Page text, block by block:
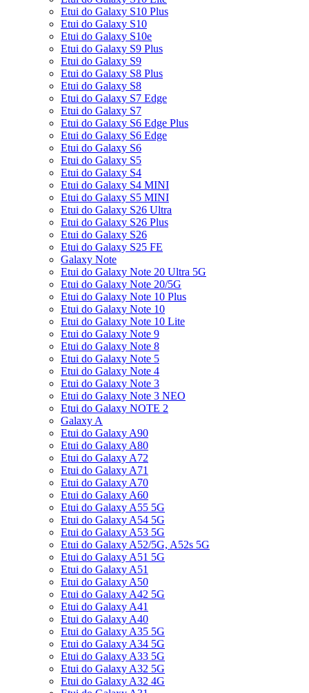
Etui do Galaxy S10 Plus
Etui do Galaxy S10
Etui do Galaxy S10e
Etui do Galaxy S9 Plus
Etui do Galaxy S9
Etui do Galaxy S8 Plus
Etui do Galaxy S8
Etui do Galaxy S7 Edge
Etui do Galaxy S7
Etui do Galaxy S6 Edge Plus
Etui do Galaxy S6 Edge
Etui do Galaxy S6
Etui do Galaxy S5
Etui do Galaxy S4
Etui do Galaxy S4 MINI
Etui do Galaxy S5 MINI
Etui do Galaxy S26 Ultra
Etui do Galaxy S26 Plus
Etui do Galaxy S26
Etui do Galaxy S25 FE
Galaxy Note
Etui do Galaxy Note 20 Ultra 5G
Etui do Galaxy Note 20/5G
Etui do Galaxy Note 10 Plus
Etui do Galaxy Note 10
Etui do Galaxy Note 10 Lite
Etui do Galaxy Note 9
Etui do Galaxy Note 8
Etui do Galaxy Note 5
Etui do Galaxy Note 4
Etui do Galaxy Note 3
Etui do Galaxy Note 3 NEO
Etui do Galaxy NOTE 2
Galaxy A
Etui do Galaxy A90
Etui do Galaxy A80
Etui do Galaxy A72
Etui do Galaxy A71
Etui do Galaxy A70
Etui do Galaxy A60
Etui do Galaxy A55 5G
Etui do Galaxy A54 5G
Etui do Galaxy A53 5G
Etui do Galaxy A52/5G, A52s 5G
Etui do Galaxy A51 5G
Etui do Galaxy A51
Etui do Galaxy A50
Etui do Galaxy A42 5G
Etui do Galaxy A41
Etui do Galaxy A40
Etui do Galaxy A35 5G
Etui do Galaxy A34 5G
Etui do Galaxy A33 5G
Etui do Galaxy A32 5G
Etui do Galaxy A32 4G